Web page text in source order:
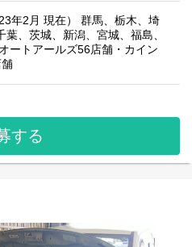
年2月 現在） 群馬、栃木、埼
葉、茨城、新潟、宮城、福島、
ートアールズ56店舗・カイン
する